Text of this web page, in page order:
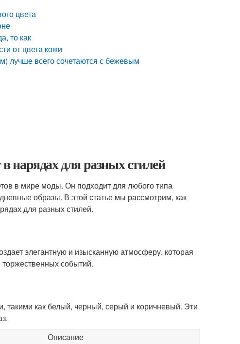
цвета
то как
от цвета кожи
лучше всего сочетаются с бежевым
нарядах для разных стилей
в мире моды. Он подходит для любого типа
образы. В этой статье мы рассмотрим, как
для разных стилей.
элегантную и изысканную атмосферу, которая
событий.
такими как белый, черный, серый и коричневый. Эти
Описание